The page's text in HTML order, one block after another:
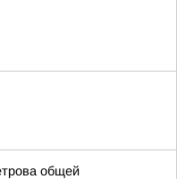
общей